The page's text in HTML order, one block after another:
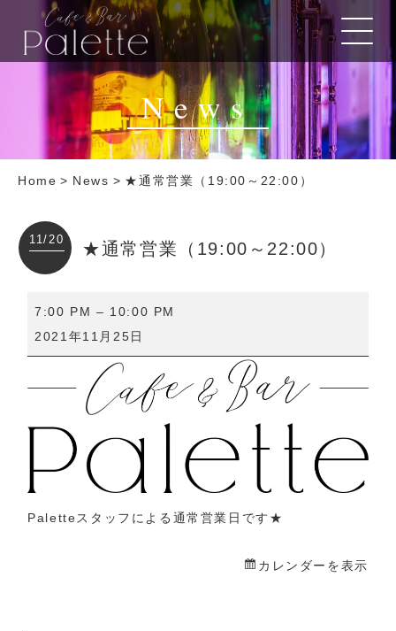
News
Home > News > ★通常営業（19:00～22:00）
11/20 ★通常営業（19:00～22:00）
常
（19:00
7:00 PM – 10:00 PM
2021年11月25日
Paletteスタッフによる通常営業日です★
カレンダーを表示